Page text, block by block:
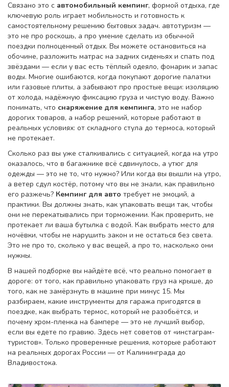
Связано это с автомобильный кемпинг, формой отдыха, где
ключевую роль играет мобильность и готовность к
самостоятельному решению бытовых задач. автотуризм —
это не про роскошь, а про умение сделать из обычной
поездки полноценный отдых. Вы можете остановиться на
обочине, разложить матрас на задних сиденьях и спать под
звёздами — если у вас есть тёплый одеяло, фонарик и запас
воды. Многие ошибаются, когда покупают дорогие палатки
или газовые плиты, а забывают про простые вещи: изоляцию
от холода, надёжную фиксацию груза и чистую воду. Важно
понимать, что снаряжение для кемпинга, это не набор
дорогих товаров, а набор решений, которые работают в
реальных условиях: от складного стула до термоса, который
не протекает.
Сколько раз вы уже сталкивались с ситуацией, когда на утро
оказалось, что в багажнике всё сдвинулось, а утюг для
одежды — это не то, что нужно? Или когда вы вышли на утро,
а ветер сдул костёр, потому что вы не знали, как правильно
его разжечь? Кемпинг для авто требует не эмоций, а
практики. Вы должны знать, как упаковать вещи так, чтобы
они не перекатывались при торможении. Как проверить, не
протекает ли ваша бутылка с водой. Как выбрать место для
ночёвки, чтобы не нарушить закон и не остаться без света.
Это не про то, сколько у вас вещей, а про то, насколько они
нужны.
В нашей подборке вы найдёте всё, что реально помогает в
дороге: от того, как правильно упаковать груз на крыше, до
того, как не замёрзнуть в машине при минус 15. Мы
разбираем, какие инструменты для гаража пригодятся в
поездке, как выбрать термос, который не разобьётся, и
почему хром-пленка на бампере — это не лучший выбор,
если вы едете по гравию. Здесь нет советов от «инстаграм-
туристов». Только проверенные решения, которые работают
на реальных дорогах России — от Калининграда до
Владивостока.